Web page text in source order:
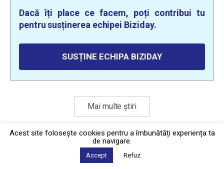
Dacă îți place ce facem, poți contribui tu
pentru susținerea echipei Biziday.
SUSȚINE ECHIPA BIZIDAY
Mai multe știri
Politica de confidențialitate
2026 © Biziday
Acest site foloseşte cookies pentru a îmbunătăți experiența ta
de navigare.
Accept Refuz